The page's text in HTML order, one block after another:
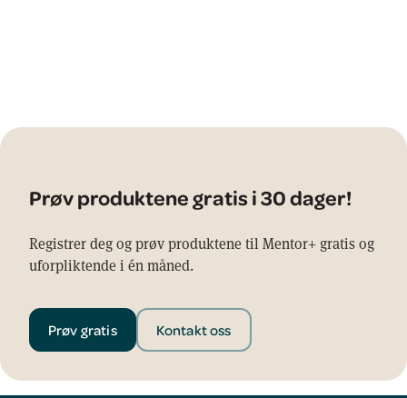
Prøv produktene gratis i 30 dager!
Registrer deg og prøv produktene til Mentor+ gratis og
uforpliktende i én måned.
Prøv gratis Kontakt oss